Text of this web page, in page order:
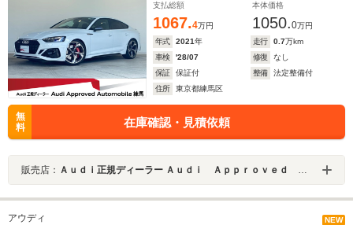
支払総額
1067.4万円
本体価格
1050.0万円
年式
2021年 走行 0.7万km
車検
'28/07 修復
なし
保証
保証付 整備
法定整備付
住所
東京都練馬区
無
料
在庫確認・見積依頼
販売店： Ａｕｄｉ正規ディーラー Ａｕｄｉ Ａｐｐｒｏｖｅｄ Ａｕｔｏｍｏｂｉｌｅ練馬
アウディ NEW